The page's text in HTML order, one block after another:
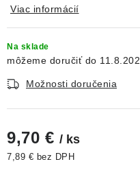
Viac informácií
Na sklade
Možnosti doručenia
9,70 € / ks
7,89 € bez DPH